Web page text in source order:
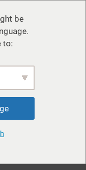
be
to: